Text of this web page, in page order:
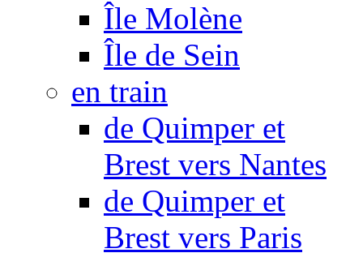
Île Molène
Île de Sein
en train
de Quimper et
Brest vers Nantes
de Quimper et
Brest vers Paris